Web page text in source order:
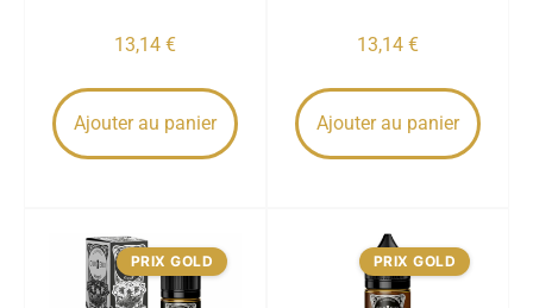
13,14 €
Ajouter au panier
13,14 €
Ajouter au panier
PRIX GOLD PRIX GOLD